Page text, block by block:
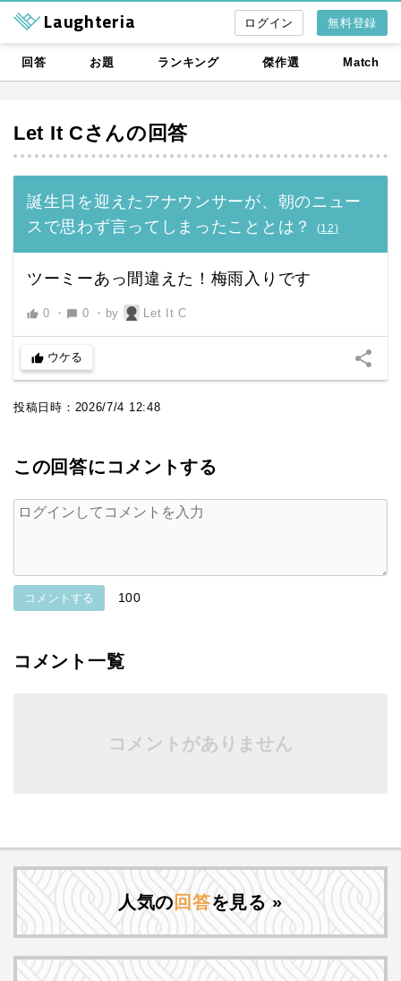
Laughteria 無料登録
回答 お題 ランキング 傑作選 Match
Let It C さんの回答
誕生日を迎えたアナウンサーが、朝のニュー
スで思わず言ってしまったこととは？
(12)
ツーミーあっ間違えた！梅雨入りです
thumb_up 0 ・ chat_bubble 0 ・ by Let It C
thumb_up ウケる share
投稿日時： 2026/7/4 12:48
この回答にコメントする
コメントする 100
コメント一覧
コメントがありません
人気の 回答を見る »